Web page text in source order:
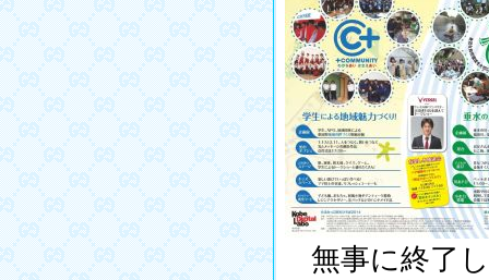
無事に終了